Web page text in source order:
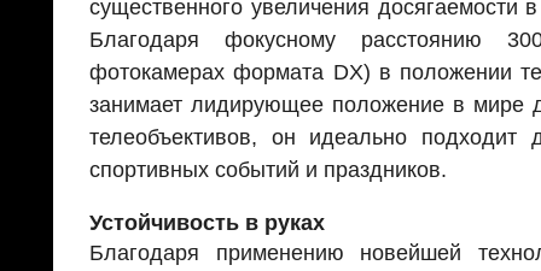
существенного увеличения досягаемости
Благодаря фокусному
фотокамерах формата DX) в положении
занимает лидирующее положение в мире
телеобъективов, он идеально подходит
спортивных событий и праздников.
Устойчивость в руках
Благодаря применению новейшей